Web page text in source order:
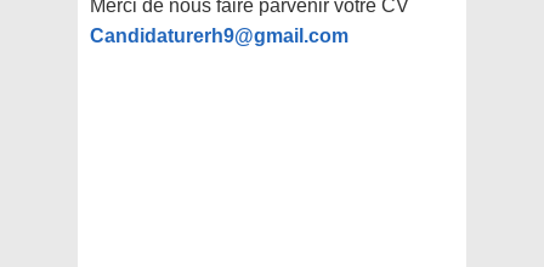
Merci de nous faire parvenir votre CV
Candidaturerh9@gmail.com